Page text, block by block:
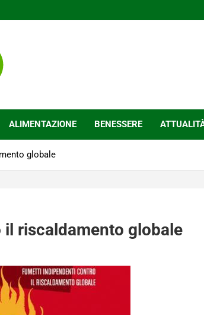
ALIMENTAZIONE BENESSERE
globale
riscaldamento globale